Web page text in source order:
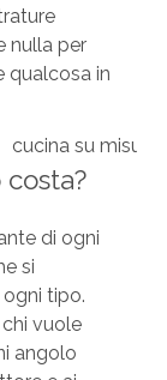
nulla per
qualcosa in
di ogni
si
tipo.
vuole
angolo